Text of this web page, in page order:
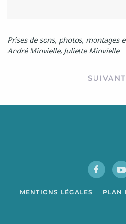
Prises de sons, photos, montages
André Minvielle, Juliette Minvielle
SUIVANT
MENTIONS LÉGALES PLAN